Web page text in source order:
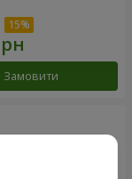
Замовити